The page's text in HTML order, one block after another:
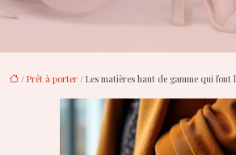
/ Prêt à porter / Les matières haut de gamme qui font